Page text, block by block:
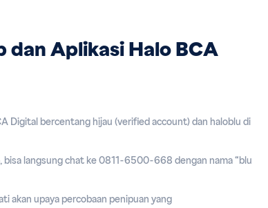
Aplikasi Halo BCA
Digital bercentang hijau (verified account) dan haloblu di
langsung chat ke 0811-6500-668 dengan nama “blu
akan upaya percobaan penipuan yang